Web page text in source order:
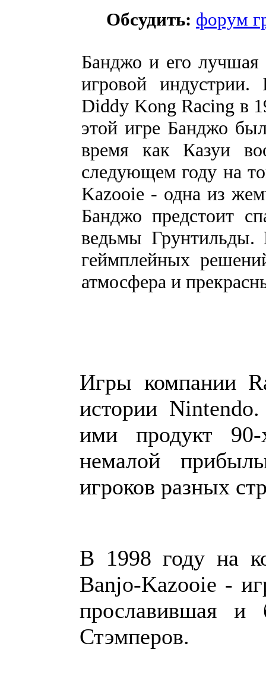
Обсудить: форум
Банджо и его лучшая
игровой
Diddy Kong Racing в
этой игре Банджо
время как Казуи
следующем году на
Kazooie - одна из
Банджо предстоит
ведьмы Грунтильды.
геймплейных
атмосфера и
Игры компании
истории
ими продукт
немалой
игроков разных
В 1998 году на
Banjo-Kazooie -
прославившая и
Стэмперов.